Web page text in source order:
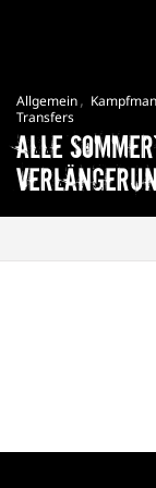
Allgemein,
Transfers
Alle